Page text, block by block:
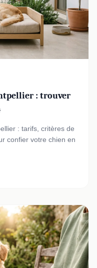
: trouver
: tarifs, critères de
confier votre chien en